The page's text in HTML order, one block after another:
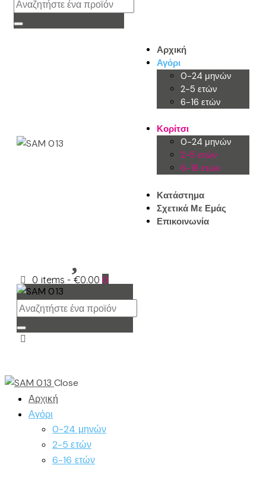
Αρχική
Αγόρι
0-24 μηνών
2-5 ετών
6-16 ετών
Κορίτσι
0-24 μηνών
2-5 ετών
6-16 ετών
Κατάστημα
Σχετικά Με Εμάς
Επικοινωνία
0 items - €0.00 0
Close
Αρχική
Αγόρι
0-24 μηνών
2-5 ετών
6-16 ετών